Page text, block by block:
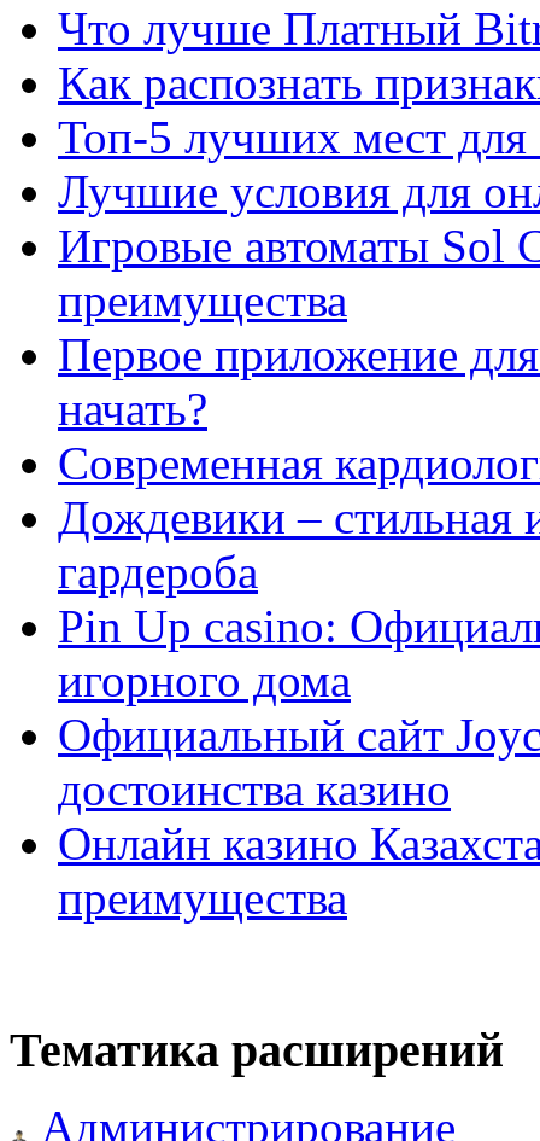
Что лучше Платный
Как распознать
Топ-5 лучших мест для
Лучшие условия для
Игровые автоматы Sol
преимущества
Первое приложение
начать?
Современная
Дождевики – стильная
гардероба
Pin Up casino:
игорного дома
Официальный сайт
достоинства казино
Онлайн казино
преимущества
Тематика расширений
Администрирование